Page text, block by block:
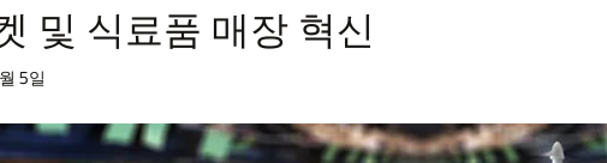
및 식료품 매장 혁신
5일